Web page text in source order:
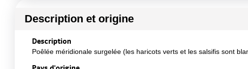
Description et origine
Description
Poêlée méridionale surgelée (les haricots verts et les salsifis sont